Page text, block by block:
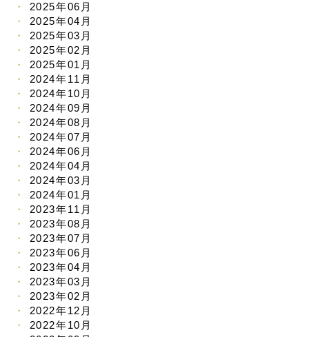
2025年06月
2025年04月
2025年03月
2025年02月
2025年01月
2024年11月
2024年10月
2024年09月
2024年08月
2024年07月
2024年06月
2024年04月
2024年03月
2024年01月
2023年11月
2023年08月
2023年07月
2023年06月
2023年04月
2023年03月
2023年02月
2022年12月
2022年10月